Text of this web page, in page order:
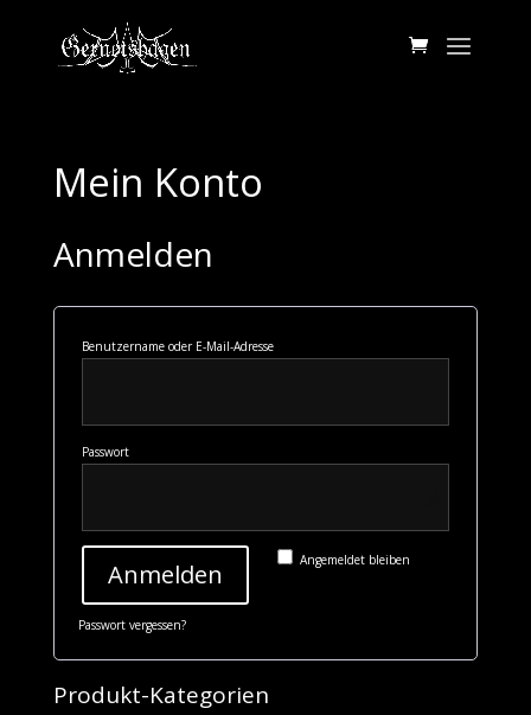
Mein Konto
Anmelden
Benutzername oder E-Mail-Adresse
Passwort
Angemeldet bleiben
Anmelden
Passwort vergessen?
Produkt-Kategorien